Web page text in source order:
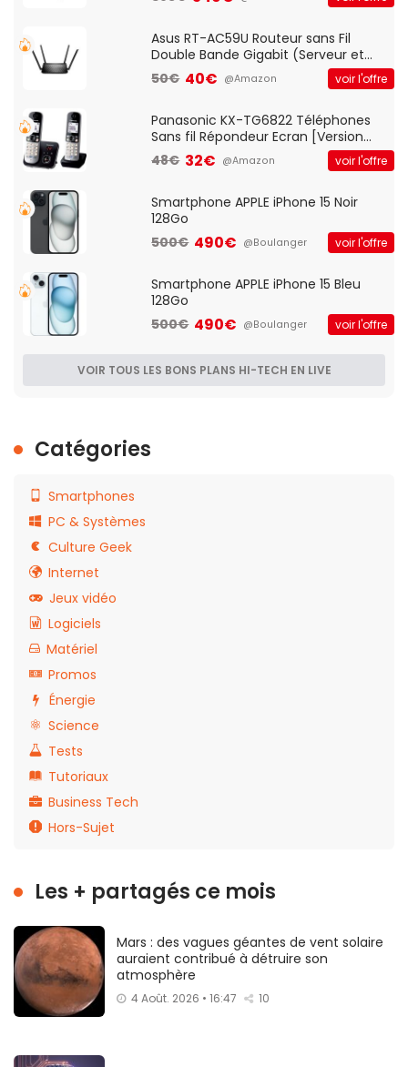
pre-ampli intégré et port USB
Asus RT-AC59U Routeur sans Fil
Double Bande Gigabit (Serveur et
Client VPN, Triple Vlan, Mode Point
d'accès et Bridge, contrôle Parental,
50€ 40€ @Amazon voir l'offre
Panasonic KX-TG6822 Téléphones
Sans fil Répondeur Ecran [Version
Française]
48€ 32€ @Amazon voir l'offre
Smartphone APPLE iPhone 15 Noir
128Go
500€ 490€ @Boulanger voir l'offre
Smartphone APPLE iPhone 15 Bleu
128Go
500€ 490€ @Boulanger voir l'offre
VOIR TOUS LES BONS PLANS HI-TECH EN LIVE
Catégories
Smartphones
PC & Systèmes
Culture Geek
Internet
Jeux vidéo
Logiciels
Matériel
Promos
Énergie
Science
Tests
Tutoriaux
Business Tech
Hors-Sujet
Les + partagés ce mois
Mars : des vagues géantes de vent solaire
auraient contribué à détruire son
atmosphère
4 Août. 2026 • 16:47 10